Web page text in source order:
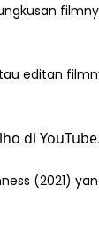
editan
di YouTube.
(2021)